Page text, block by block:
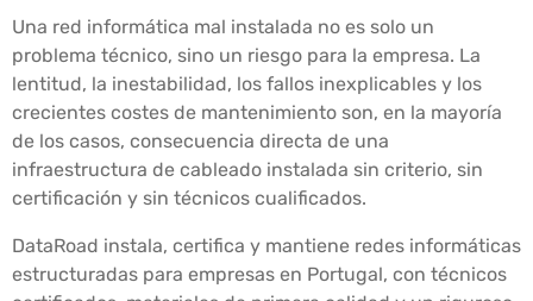
Una red informática mal instalada no es solo un
problema técnico, sino un riesgo para la empresa. La
lentitud, la inestabilidad, los fallos inexplicables y los
crecientes costes de mantenimiento son, en la mayoría
de los casos, consecuencia directa de una
infraestructura de cableado instalada sin criterio, sin
certificación y sin técnicos cualificados.
DataRoad instala, certifica y mantiene redes informáticas
estructuradas para empresas en Portugal, con técnicos